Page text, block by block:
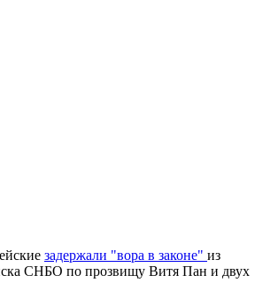
задержали "вора в законе" из
СНБО по прозвищу Витя Пан и двух